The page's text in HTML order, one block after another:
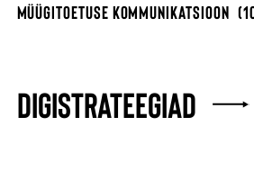
MÜÜGITOETUSE KOMMUNIKATSIOON
DIGISTRATEEGIAD